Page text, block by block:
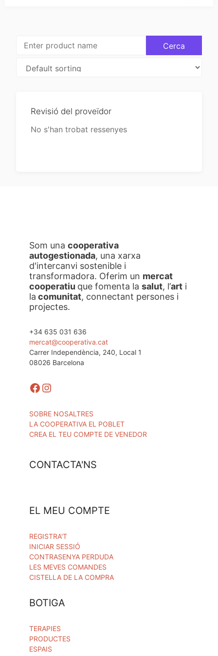
Revisió del proveïdor
No s'han trobat ressenyes
Som una cooperativa
autogestionada, una xarxa
d'intercanvi sostenible i
transformadora. Oferim un mercat
cooperatiu que fomenta la salut, l’art i
la comunitat, connectant persones i
projectes.
+34 635 031 636
mercat@cooperativa.cat
Carrer Independència, 240, Local 1
08026 Barcelona
Facebook
Instagram
SOBRE NOSALTRES
LA COOPERATIVA EL POBLET
CREA EL TEU COMPTE DE VENEDOR
CONTACTA'NS
EL MEU COMPTE
REGISTRA'T
INICIAR SESSIÓ
CONTRASENYA PERDUDA
LES MEVES COMANDES
CISTELLA DE LA COMPRA
BOTIGA
TERAPIES
PRODUCTES
ESPAIS